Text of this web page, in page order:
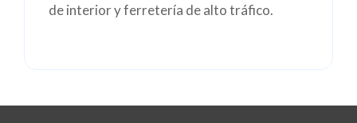
de interior y ferretería de alto tráfico.